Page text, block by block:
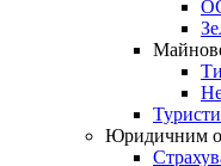
Юридичним